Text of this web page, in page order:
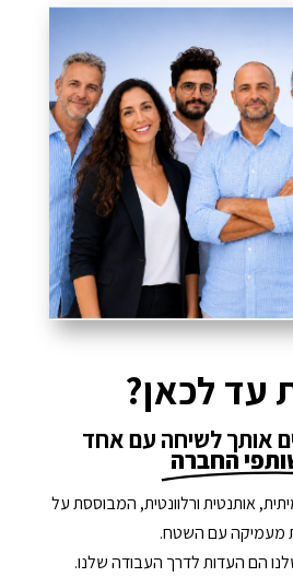
עד לכאן?
אותך לשיחה עם אחד
החברה
אותנטית ורלוונטית, המבוססת על
מעמיקה עם השטח.
הם העדות לדרך העבודה שלנו.